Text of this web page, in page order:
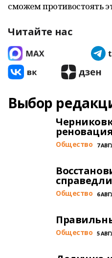
сможем противостоять
Читайте нас
Выбор
Общество 7
Общество 6
Общество 5